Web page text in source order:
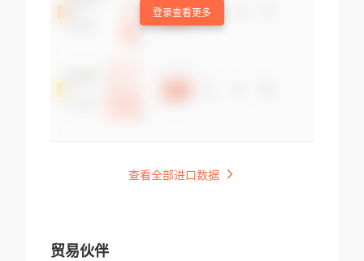
登录查看更多
查看全部进口数据
贸易伙伴